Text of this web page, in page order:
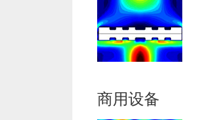
商用设备